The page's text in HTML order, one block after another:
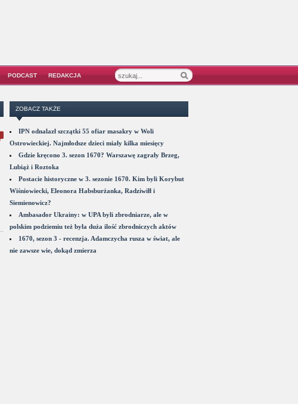
PODCAST REDAKCJA
ZOBACZ TAKŻE
IPN odnalazł szczątki 55 ofiar masakry w Woli
Ostrowieckiej. Najmłodsze dzieci miały kilka miesięcy
Gdzie kręcono 3. sezon 1670? Warszawę zagrały Brzeg,
Lubiąż i Roztoka
Postacie historyczne w 3. sezonie 1670. Kim byli Korybut
Wiśniowiecki, Eleonora Habsburżanka, Radziwiłł i
Siemienowicz?
Ambasador Ukrainy: w UPA byli zbrodniarze, ale w
polskim podziemiu też była duża ilość zbrodniczych aktów
1670, sezon 3 - recenzja. Adamczycha rusza w świat, ale
nie zawsze wie, dokąd zmierza